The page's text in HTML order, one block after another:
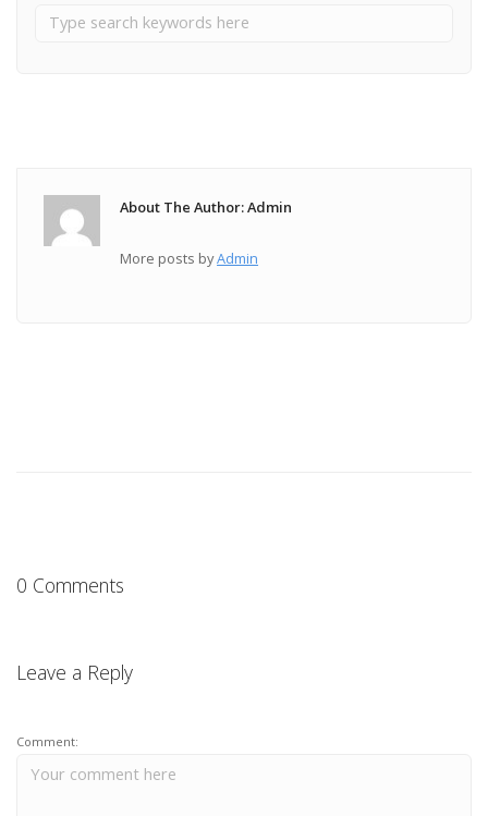
About The Author: Admin
More posts byAdmin
0 Comments
Leave a Reply
Comment: